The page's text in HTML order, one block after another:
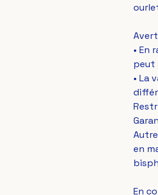
• En
peut
• La
en
En